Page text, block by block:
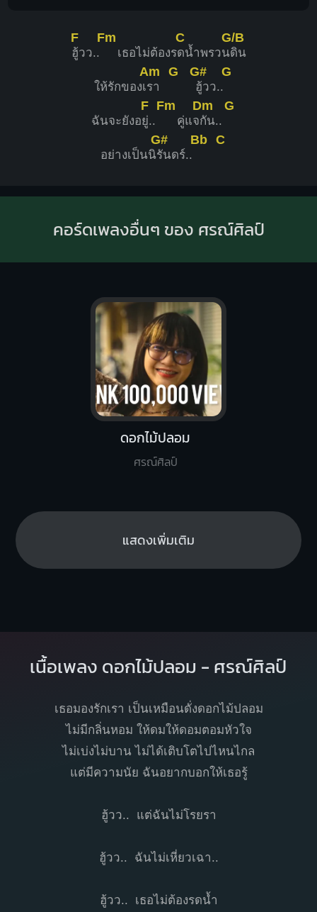
F
ฮู้วว..
Fm
เธอไม่ต้องร
C
ดน้ำพรวน
G/B
ดิน
ให้รักของเ
Am
รา
G G#
ฮู้วว..
G
ฉันจะยังอ
F
ยู่..
Fm
คู่แจ
Dm
กัน..
G
อย่างเป็นนิ
G#
รันดร์..
Bb C
คอร์ดเพลงอื่นๆ ของ ศรณ์ศิลป์
ดอกไม้ปลอม
ศรณ์ศิลป์
แสดงเพิ่มเติม
เนื้อเพลง ดอกไม้ปลอม - ศรณ์ศิลป์
เธอมองรักเรา เป็นเหมือนดั่งดอกไม้ปลอม
ไม่มีกลิ่นหอม ให้ดมให้ดอมตอมหัวใจ
ไม่เบ่งไม่บาน ไม่ได้เติบโตไปไหนไกล
แต่มีความนัย ฉันอยากบอกให้เธอรู้
ฮู้วว.. แต่ฉันไม่โรยรา
ฮู้วว.. ฉันไม่เหี่ยวเฉา..
ฮู้วว.. เธอไม่ต้องรดน้ำ